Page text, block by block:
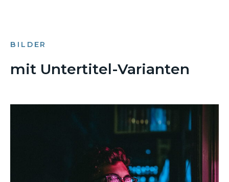
BILDER
mit Untertitel-Varianten